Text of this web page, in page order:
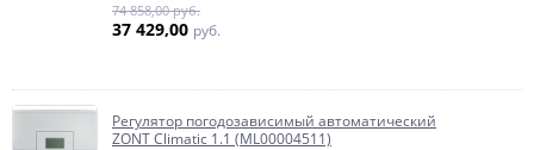
74 858,00 руб.
37 429,00 руб.
Регулятор погодозависимый автоматический
ZONT Climatic 1.1 (ML00004511)